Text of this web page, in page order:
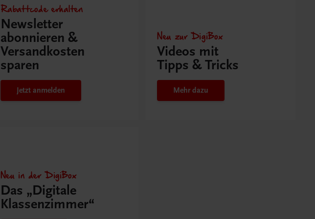
Rabattcode erhalten
Newsletter
abonnieren &
Versandkosten
sparen
Jetzt anmelden
Neu zur DigiBox
Videos mit
Tipps & Tricks
Mehr dazu
Neu in der DigiBox
Das „Digitale
Klassenzimmer“